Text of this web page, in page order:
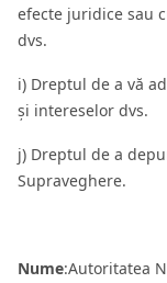
efecte juridice sau
dvs.
i) Dreptul de a vă
și intereselor dvs.
j) Dreptul de a
Supraveghere.
Nume:Autoritatea